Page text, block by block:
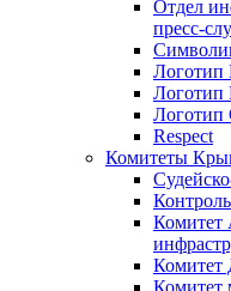
Отдел
пресс-
Логотип
Логотип
Логотип
Respect
Комитеты
Комитет
Комитет
Комитет